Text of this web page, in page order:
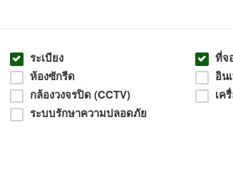
Newly zone Eastern,New House,
materials. furnished with built-in
room. Every room overlooks the
material, modern style, one floor, very
with beautiful pine gardens Not far from
ระเบียง
ที่จ
ห้องซักรีด
อิน
กล้องวงจรปิด (CCTV)
เค
ระบบรักษาความปลอดภัย